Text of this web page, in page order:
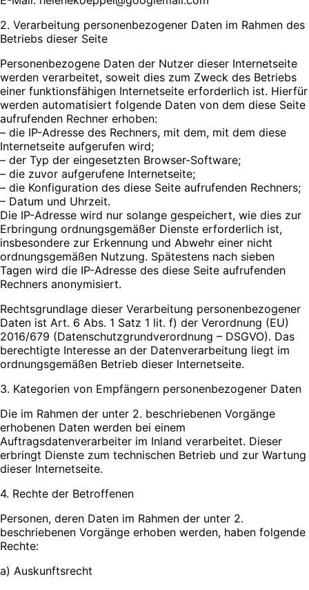
2. Verarbeitung personenbezogener Daten im Rahmen des
Betriebs dieser Seite
Personenbezogene Daten der Nutzer dieser Internetseite
werden verarbeitet, soweit dies zum Zweck des Betriebs
einer funktionsfähigen Internetseite erforderlich ist. Hierfür
werden automatisiert folgende Daten von dem diese Seite
aufrufenden Rechner erhoben:
– die IP-Adresse des Rechners, mit dem, mit dem diese
Internetseite aufgerufen wird;
– der Typ der eingesetzten Browser-Software;
– die zuvor aufgerufene Internetseite;
– die Konfiguration des diese Seite aufrufenden Rechners;
– Datum und Uhrzeit.
Die IP-Adresse wird nur solange gespeichert, wie dies zur
Erbringung ordnungsgemäßer Dienste erforderlich ist,
insbesondere zur Erkennung und Abwehr einer nicht
ordnungsgemäßen Nutzung. Spätestens nach sieben
Tagen wird die IP-Adresse des diese Seite aufrufenden
Rechners anonymisiert.
Rechtsgrundlage dieser Verarbeitung personenbezogener
Daten ist Art. 6 Abs. 1 Satz 1 lit. f) der Verordnung (EU)
2016/679 (Datenschutzgrundverordnung – DSGVO). Das
berechtigte Interesse an der Datenverarbeitung liegt im
ordnungsgemäßen Betrieb dieser Internetseite.
3. Kategorien von Empfängern personenbezogener Daten
Die im Rahmen der unter 2. beschriebenen Vorgänge
erhobenen Daten werden bei einem
Auftragsdatenverarbeiter im Inland verarbeitet. Dieser
erbringt Dienste zum technischen Betrieb und zur Wartung
dieser Internetseite.
4. Rechte der Betroffenen
Personen, deren Daten im Rahmen der unter 2.
beschriebenen Vorgänge erhoben werden, haben folgende
Rechte:
a) Auskunftsrecht